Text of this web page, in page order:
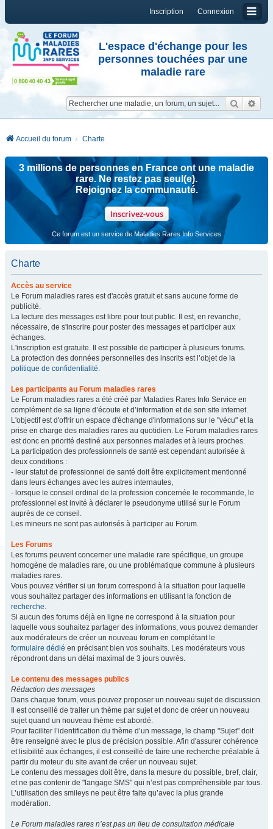
Connexion
Inscription
L'espace d'échange pour les
personnes touchées par une
maladie rare
Accueil du forum Charte
3 millions de personnes en France ont une maladie
rare. Ne restez pas seul(e).
Rejoignez la communauté.
Inscrivez-vous
Ce forum est un service de Maladies Rares Info Services
Charte
Accès au service
Le Forum maladies rares est d'accès gratuit et sans aucune forme de
publicité.
La lecture des messages est libre pour tout public. Il est, en revanche,
nécessaire, de s'inscrire pour poster des messages et participer aux
échanges.
L'inscription est gratuite. Il est possible de participer à plusieurs forums.
La protection des données personnelles des inscrits est l’objet de la
politique de confidentialité.
Les participants au Forum maladies rares
Le Forum maladies rares a été créé par Maladies Rares Info Service en
complément de sa ligne d’écoute et d’information et de son site internet.
L'objectif est d'offrir un espace d'échange d'informations sur le "vécu" et la
prise en charge des maladies rares au quotidien. Le Forum maladies rares
est donc en priorité destiné aux personnes malades et à leurs proches.
La participation des professionnels de santé est cependant autorisée à
deux conditions :
- leur statut de professionnel de santé doit être explicitement mentionné
dans leurs échanges avec les autres internautes,
- lorsque le conseil ordinal de la profession concernée le recommande, le
professionnel est invité à déclarer le pseudonyme utilisé sur le Forum
auprès de ce conseil.
Les mineurs ne sont pas autorisés à participer au Forum.
Les Forums
Les forums peuvent concerner une maladie rare spécifique, un groupe
homogène de maladies rare, ou une problématique commune à plusieurs
maladies rares.
Vous pouvez vérifier si un forum correspond à la situation pour laquelle
vous souhaitez partager des informations en utilisant la fonction de
recherche.
Si aucun des forums déjà en ligne ne correspond à la situation pour
laquelle vous souhaitez partager des informations, vous pouvez demander
aux modérateurs de créer un nouveau forum en complétant le
formulaire dédié en précisant bien vos souhaits. Les modérateurs vous
répondront dans un délai maximal de 3 jours ouvrés.
Le contenu des messages publics
Rédaction des messages
Dans chaque forum, vous pouvez proposer un nouveau sujet de discussion.
Il est conseillé de traiter un thème par sujet et donc de créer un nouveau
sujet quand un nouveau thème est abordé.
Pour faciliter l’identification du thème d’un message, le champ "Sujet" doit
être renseigné avec le plus de précision possible. Afin d'assurer cohérence
et lisibilité aux échanges, il est conseillé de faire une recherche préalable à
partir du moteur du site avant de créer un nouveau sujet.
Le contenu des messages doit être, dans la mesure du possible, bref, clair,
et ne pas contenir de "langage SMS" qui n’est pas compréhensible par tous.
L’utilisation des smileys ne peut être faite qu’avec la plus grande
modération.
Le Forum maladies rares n’est pas un lieu de consultation médicale